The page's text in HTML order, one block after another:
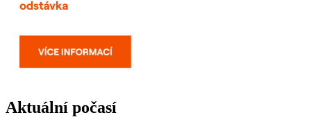
Aktuální počasí